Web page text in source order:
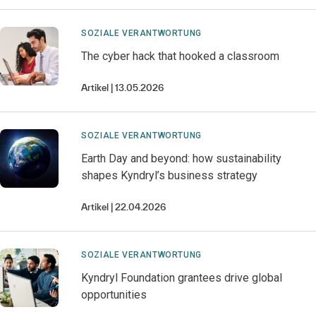
SOZIALE VERANTWORTUNG
The cyber hack that hooked a classroom
Artikel 13.05.2026
SOZIALE VERANTWORTUNG
Earth Day and beyond: how sustainability
shapes Kyndryl’s business strategy
Artikel 22.04.2026
SOZIALE VERANTWORTUNG
Kyndryl Foundation grantees drive global
opportunities